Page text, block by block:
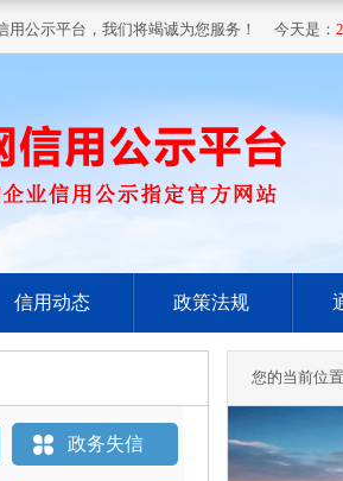
用公示平台，我们将竭诚为您服务！ 今天是：
信用动态 政策法规
政务失信
您的当前位置